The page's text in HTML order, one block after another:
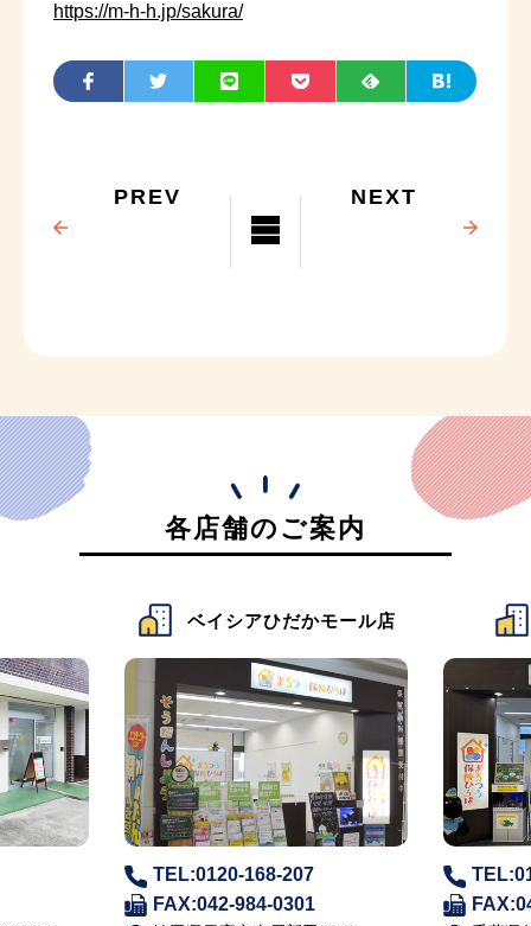
https://m-h-h.jp/sakura/
PREV NEXT
各店舗のご案内
ベイシアひだかモール店
TEL:0120-168-207
FAX:042-984-0301